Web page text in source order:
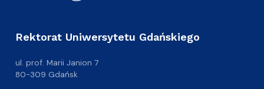
Rektorat Uniwersytetu Gdańskiego
ul. prof. Marii Janion 7
80-309 Gdańsk